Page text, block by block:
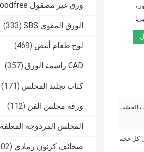
ورق غير مصقول Woodfree
الورق المقوى SBS (333)
لوح طعام أبيض (469)
CAD راسمة الورق (357)
كتاب تجليد المجلس (171)
ورقة مجلس الفن (112)
المجلس المزدوجة المغلفة
صحائف كرتون رمادي (302)
كل حجم